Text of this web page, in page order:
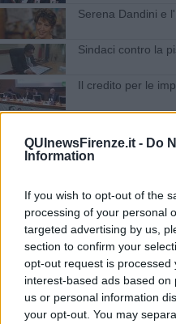
QUInewsFirenze.it - Do
Information
If you wish to opt-out of the
processing of your personal
targeted advertising by us,
section to confirm your
opt-out request is processed
interest-based ads based
us or personal information
your opt-out. You may
Serena Dandini e
Sindaci contro la
Il credito per le
Lei ricoverata per
Case vacanza
C'erano una volta
I bambini
Chagall entra nel